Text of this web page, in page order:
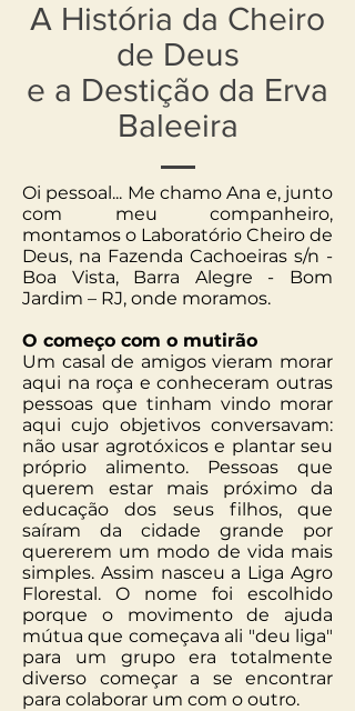
A História da Cheiro
de Deus
e a Destição da Erva
Baleeira
Oi pessoal... Me chamo Ana e, junto
com meu companheiro,
montamos o Laboratório Cheiro de
Deus, na Fazenda Cachoeiras s/n -
Boa Vista, Barra Alegre - Bom
Jardim – RJ, onde moramos.
O começo com o mutirão
Um casal de amigos vieram morar
aqui na roça e conheceram outras
pessoas que tinham vindo morar
aqui cujo objetivos conversavam:
não usar agrotóxicos e plantar seu
próprio alimento. Pessoas que
querem estar mais próximo da
educação dos seus filhos, que
saíram da cidade grande por
quererem um modo de vida mais
simples. Assim nasceu a Liga Agro
Florestal. O nome foi escolhido
porque o movimento de ajuda
mútua que começava ali "deu liga"
para um grupo era totalmente
diverso começar a se encontrar
para colaborar um com o outro.